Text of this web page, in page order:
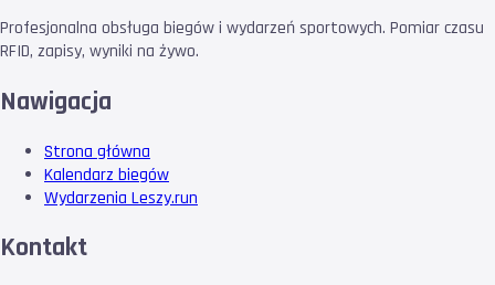
Profesjonalna obsługa biegów i wydarzeń sportowych. Pomiar czasu
RFID, zapisy, wyniki na żywo.
Nawigacja
Strona główna
Kalendarz biegów
Wydarzenia Leszy.run
Kontakt